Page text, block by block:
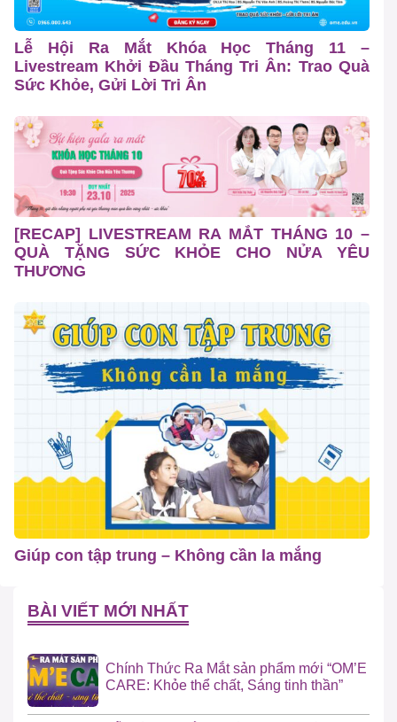
Lễ Hội Ra Mắt Khóa Học Tháng 11 –
Livestream Khởi Đầu Tháng Tri Ân: Trao Quà
Sức Khỏe, Gửi Lời Tri Ân
[RECAP] LIVESTREAM RA MẮT THÁNG 10 –
QUÀ TẶNG SỨC KHỎE CHO NỬA YÊU
THƯƠNG
Giúp con tập trung – Không cần la mắng
BÀI VIẾT MỚI NHẤT
Chính Thức Ra Mắt sản phẩm mới “OM’E
CARE: Khỏe thể chất, Sáng tinh thần”